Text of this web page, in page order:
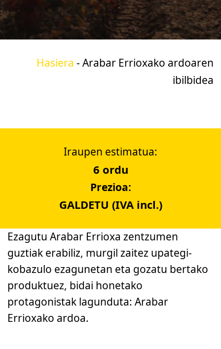
Hasiera - Arabar Errioxako ardoaren
ibilbidea
Iraupen estimatua:
6 ordu
Prezioa:
GALDETU (IVA incl.)
Ezagutu Arabar Errioxa zentzumen
guztiak erabiliz, murgil zaitez upategi-
kobazulo ezagunetan eta gozatu bertako
produktuez, bidai honetako
protagonistak lagunduta: Arabar
Errioxako ardoa.